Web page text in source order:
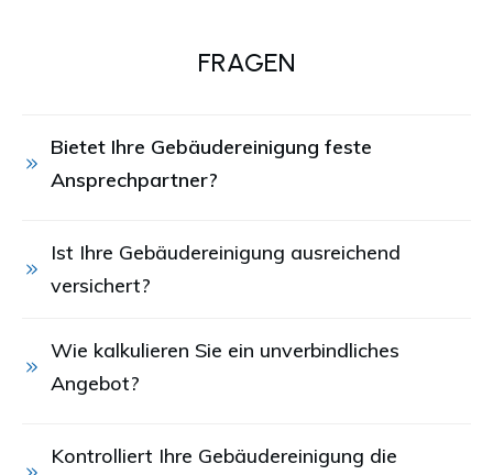
FRAGEN
Bietet Ihre Gebäudereinigung feste
Ansprechpartner?
Ist Ihre Gebäudereinigung ausreichend
versichert?
Wie kalkulieren Sie ein unverbindliches
Angebot?
Kontrolliert Ihre Gebäudereinigung die